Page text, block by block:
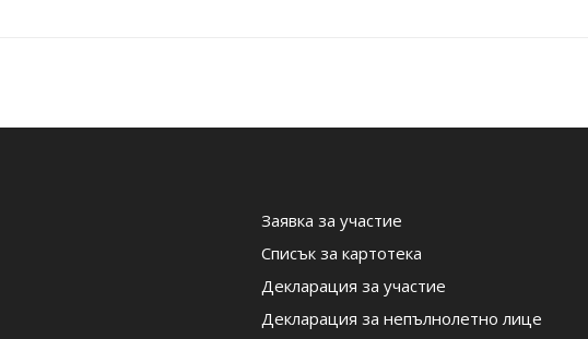
Заявка за участие
Списък за картотека
Декларация за участие
Декларация за непълнолетно лице